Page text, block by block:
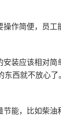
简便，员工
装应该相对简
西就不放心了。
能，比如柴油